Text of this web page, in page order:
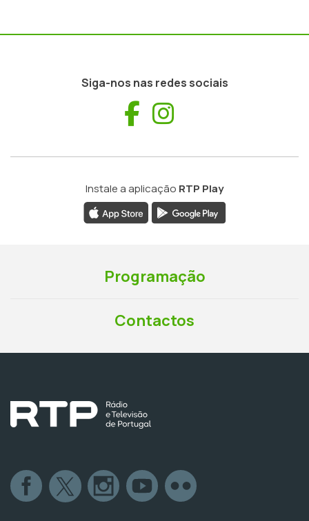
Siga-nos nas redes sociais
Facebook
Instale a aplicação RTP Play
Programação
Contactos